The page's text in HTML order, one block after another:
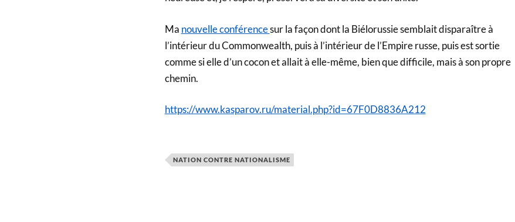
Ma nouvelle conférencesur la façon dont la Biélorussie semblait disparaître à
l’intérieur du Commonwealth, puis à l’intérieur de l’Empire russe, puis est sortie
comme si elle d’un cocon et allait à elle-même, bien que difficile, mais à son propre
chemin.
https://www.kasparov.ru/material.php?id=67F0D8836A212
NATION CONTRE NATIONALISME